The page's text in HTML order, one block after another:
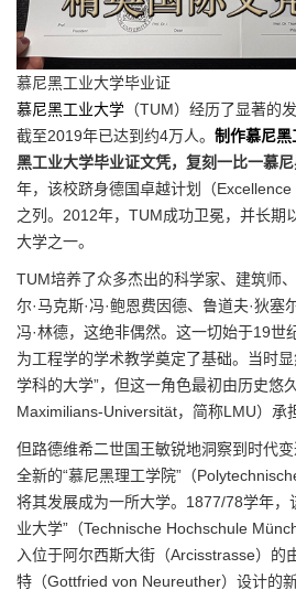
慕尼黑工业大学毕业证
慕尼黑工业大学 （TUM）经历了显著的
截至2019年已达到约4万人。 制作慕尼黑
黑工业大学毕业证文凭，复刻一比一慕尼
年，该校跻身德国卓越计划（
之列。2012年，TUM成功卫冕，并长期
大学之一。
TUM培养了众多杰出的科学家、建筑师
尔·马克斯·冯·鲍恩费因德、鲁道夫·狄塞
冯·林德，这绝非偶然。这一切始于19世
为工程学的学术教学奠定了基础。当时
学科的大学”，但这一角色最初由历史悠
Maximilians-Universität，简称LMU）承
但路德维希二世国王敏锐地洞察到时代
全新的“慕尼黑理工学院”（
将其发展成为一所大学。1877/78学年，
业大学”（Technische Hochschule
入位于阿尔西斯大街（Arcisstrasse）的
特（Gottfried von Neureuther）设计的新